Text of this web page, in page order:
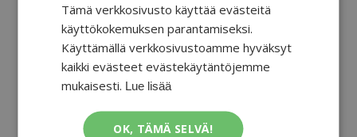
Foamrollerin alle yhden hieronnan hinnalla ja alkaa
hoitaa itseään päivittäin.
Lisäksi kannattaa toki käydä hieronnassakin niin
usein kuin kukkaro kestää.
Tämä verkkosivusto käyttää evästeitä
käyttökokemuksen parantamiseksi.
Käyttämällä verkkosivustoamme hyväksyt
kaikki evästeet evästekäytäntöjemme
mukaisesti. Lue lisää
OK, TÄMÄ SELVÄ!